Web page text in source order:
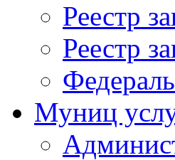
Реестр
Реестр
Муниц